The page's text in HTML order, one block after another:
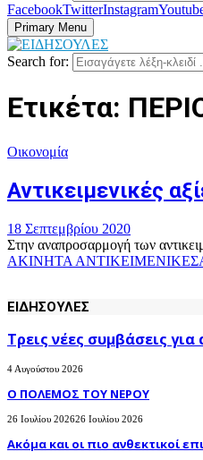
FacebookTwitterInstagram
Primary Menu
Search for:
Ετικέτα:
Οικονομία
Αντικειμενικές
18 Σεπτεμβρίου 2020
Στην αναπροσαρμογή των
ΑΚΙΝΗΤΑ ΑΝΤΙΚΕΙΜΕΝΙΚΕΣ
ΕΙΔΗΣΟΥΛΕΣ
Τρεις νέες συμβάσεις
4 Αυγούστου 2026
Ο ΠΟΛΕΜΟΣ ΤΟΥ ΝΕΡΟΥ
26 Ιουλίου 202626 Ιουλίου 2026
Ακόμα και οι πιο ανθεκτικοί